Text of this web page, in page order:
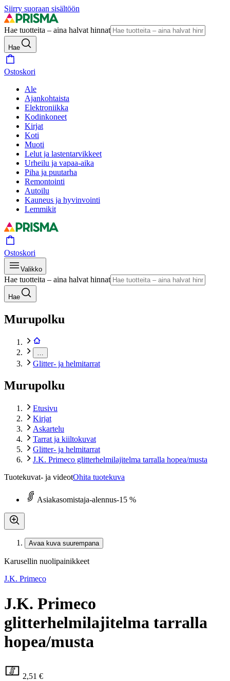
Siirry suoraan sisältöön
Hae tuotteita – aina halvat hinnat
Hae
Ostoskori
Ale
Ajankohtaista
Elektroniikka
Kodinkoneet
Kirjat
Koti
Muoti
Lelut ja lastentarvikkeet
Urheilu ja vapaa-aika
Piha ja puutarha
Remontointi
Autoilu
Kauneus ja hyvinvointi
Lemmikit
Ostoskori
Valikko
Hae tuotteita – aina halvat hinnat
Hae
Murupolku
Glitter- ja helmitarrat
Murupolku
Etusivu
Kirjat
Askartelu
Tarrat ja kiiltokuvat
Glitter- ja helmitarrat
J.K. Primeco glitterhelmilajitelma tarralla hopea/musta
Tuotekuvat- ja videotOhita tuotekuva
Asiakasomistaja-alennus-15 %
Avaa kuva suurempana
Karusellin nuolipainikkeet
J.K. Primeco
J.K. Primeco
glitterhelmilajitelma tarralla
hopea/musta
2,51 €